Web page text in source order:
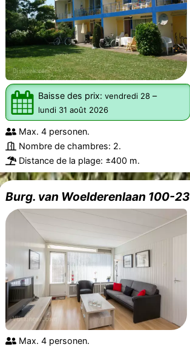
Baisse des prix: vendredi 28–
lundi 31 août 2026
Max. 4 personen.
Nombre de chambres: 2.
Distance de la plage: ±400 m.
Burg. van Woelderenlaan 100-23
Max. 4 personen.